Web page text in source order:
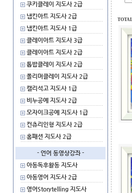
쿠키클레이 지도사 2급
냅킨아트 지도사 2급
냅킨아트 지도사 1급
클레이아트 지도사 3급
클레이아트 지도사 2급
톱밥클레이 지도사 2급
폴리머클레이 지도사 2급
캘리석고 지도사 1급
비누공예 지도사 2급
모자이크공예 지도사 1급
컨츄리인형 지도사 2급
홈패션 지도사 2급
- 언어 동영상강좌 -
아동독후활동 지도사
아동영어 지도사 2급
영어Storytelling 지도사